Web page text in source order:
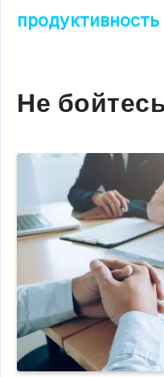
продуктивность
Не